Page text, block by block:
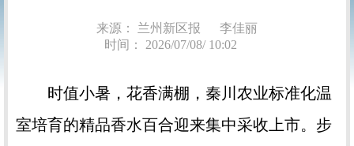
来源： 兰州新区报
李佳丽
时间： 2026/07/08/ 10:02
时值小暑，花香满棚，秦川农业标准化温
室培育的精品香水百合迎来集中采收上市。步